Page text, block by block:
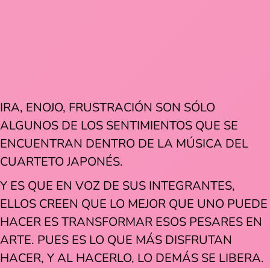
IRA, ENOJO, FRUSTRACIÓN SON SÓLO
ALGUNOS DE LOS SENTIMIENTOS QUE SE
ENCUENTRAN DENTRO DE LA MÚSICA DEL
CUARTETO JAPONÉS.
Y ES QUE EN VOZ DE SUS INTEGRANTES,
ELLOS CREEN QUE LO MEJOR QUE UNO PUEDE
HACER ES TRANSFORMAR ESOS PESARES EN
ARTE. PUES ES LO QUE MÁS DISFRUTAN
HACER, Y AL HACERLO, LO DEMÁS SE LIBERA.